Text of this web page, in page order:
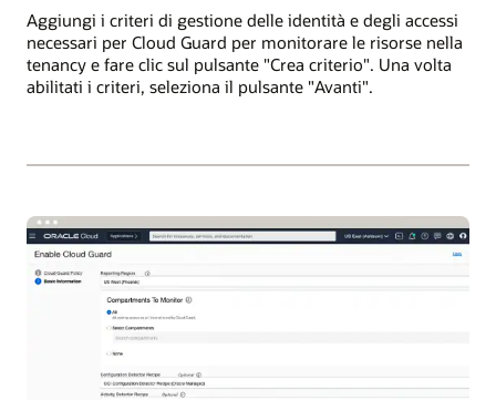
Aggiungi i criteri di gestione delle identità e degli accessi
necessari per Cloud Guard per monitorare le risorse nella
tenancy e fare clic sul pulsante "Crea criterio". Una volta
abilitati i criteri, seleziona il pulsante "Avanti".